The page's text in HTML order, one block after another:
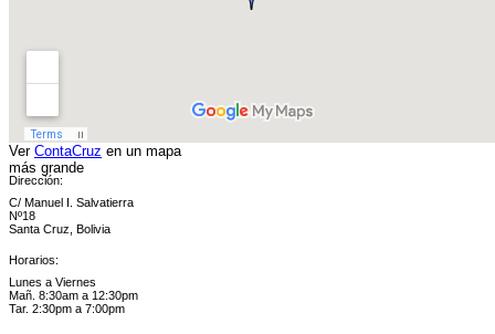
Ver ContaCruz en un mapa
más grande
Dirección:
C/ Manuel I. Salvatierra
Nº18
Santa Cruz, Bolivia
Horarios:
Lunes a Viernes
Mañ. 8:30am a 12:30pm
Tar. 2:30pm a 7:00pm